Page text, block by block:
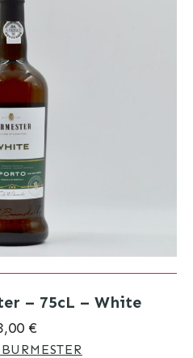
– 75cL – White
€